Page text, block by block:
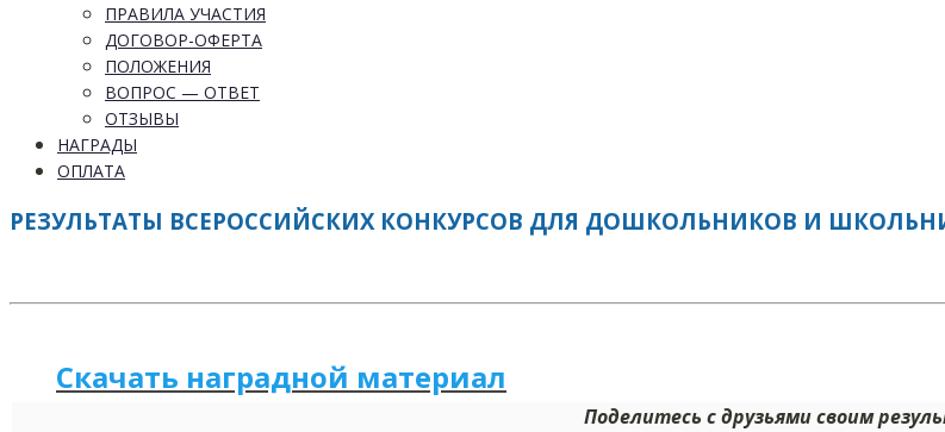
ПРАВИЛА УЧАСТИЯ
ДОГОВОР-ОФЕРТА
ПОЛОЖЕНИЯ
ВОПРОС — ОТВЕТ
ОТЗЫВЫ
НАГРАДЫ
ОПЛАТА
РЕЗУЛЬТАТЫ ВСЕРОССИЙСКИХ КОНКУРСОВ ДЛЯ ДОШКОЛЬНИКОВ И
Скачать наградной материал
Поделитесь с друзьями своим